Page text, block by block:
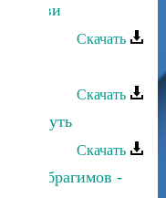
любви
Скачать
Скачать
путь
Скачать
Ибрагимов -